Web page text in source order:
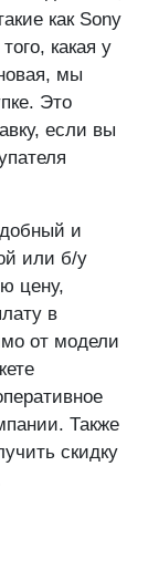
как Sony
какая у
мы
Это
если вы
и
или б/у
цену,
в
от модели
Также
скидку